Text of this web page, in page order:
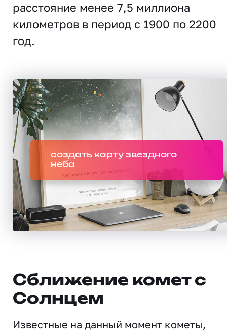
расстояние менее 7,5 миллиона
километров в период с 1900 по 2200
год.
создать карту звездного
неба
Сближение комет с
Солнцем
Известные на данный момент кометы,